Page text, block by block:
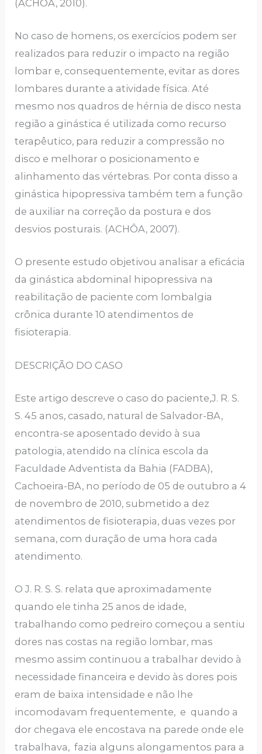
(ACHÔA, 2010).
No caso de homens, os exercícios podem ser
realizados para reduzir o impacto na região
lombar e, consequentemente, evitar as dores
lombares durante a atividade física. Até
mesmo nos quadros de hérnia de disco nesta
região a ginástica é utilizada como recurso
terapêutico, para reduzir a compressão no
disco e melhorar o posicionamento e
alinhamento das vértebras. Por conta disso a
ginástica hipopressiva também tem a função
de auxiliar na correção da postura e dos
desvios posturais. (ACHÔA, 2007).
O presente estudo objetivou analisar a eficácia
da ginástica abdominal hipopressiva na
reabilitação de paciente com lombalgia
crônica durante 10 atendimentos de
fisioterapia.
DESCRIÇÃO DO CASO
Este artigo descreve o caso do paciente,J. R. S.
S. 45 anos, casado, natural de Salvador-BA,
encontra-se aposentado devido à sua
patologia, atendido na clínica escola da
Faculdade Adventista da Bahia (FADBA),
Cachoeira-BA, no período de 05 de outubro a 4
de novembro de 2010, submetido a dez
atendimentos de fisioterapia, duas vezes por
semana, com duração de uma hora cada
atendimento.
O J. R. S. S. relata que aproximadamente
quando ele tinha 25 anos de idade,
trabalhando como pedreiro começou a sentiu
dores nas costas na região lombar, mas
mesmo assim continuou a trabalhar devido à
necessidade financeira e devido às dores pois
eram de baixa intensidade e não lhe
incomodavam frequentemente, e quando a
dor chegava ele encostava na parede onde ele
trabalhava, fazia alguns alongamentos para a